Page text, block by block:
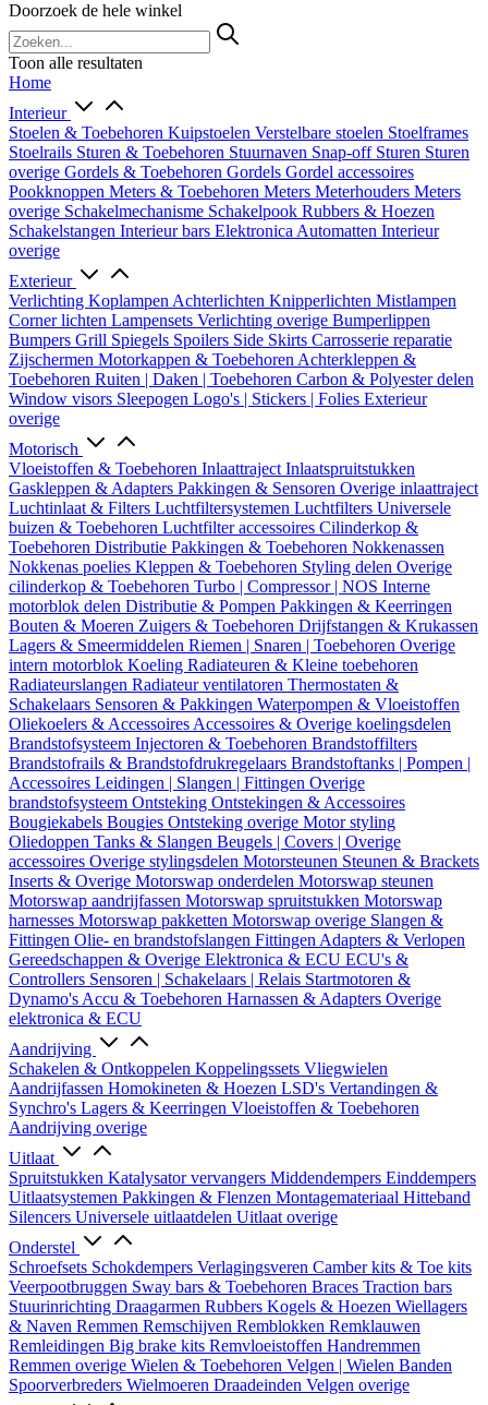
Doorzoek de hele winkel
Toon alle resultaten
Home
Interieur
Stoelen & Toebehoren Kuipstoelen Verstelbare stoelen Stoelframes
Stoelrails Sturen & Toebehoren Stuurnaven Snap-off Sturen Sturen
overige Gordels & Toebehoren Gordels Gordel accessoires
Pookknoppen Meters & Toebehoren Meters Meterhouders Meters
overige Schakelmechanisme Schakelpook Rubbers & Hoezen
Schakelstangen Interieur bars Elektronica Automatten Interieur
overige
Exterieur
Verlichting Koplampen Achterlichten Knipperlichten Mistlampen
Corner lichten Lampensets Verlichting overige Bumperlippen
Bumpers Grill Spiegels Spoilers Side Skirts Carrosserie reparatie
Zijschermen Motorkappen & Toebehoren Achterkleppen &
Toebehoren Ruiten | Daken | Toebehoren Carbon & Polyester delen
Window visors Sleepogen Logo's | Stickers | Folies Exterieur
overige
Motorisch
Vloeistoffen & Toebehoren Inlaattraject Inlaatspruitstukken
Gaskleppen & Adapters Pakkingen & Sensoren Overige inlaattraject
Luchtinlaat & Filters Luchtfiltersystemen Luchtfilters Universele
buizen & Toebehoren Luchtfilter accessoires Cilinderkop &
Toebehoren Distributie Pakkingen & Toebehoren Nokkenassen
Nokkenas poelies Kleppen & Toebehoren Styling delen Overige
cilinderkop & Toebehoren Turbo | Compressor | NOS Interne
motorblok delen Distributie & Pompen Pakkingen & Keerringen
Bouten & Moeren Zuigers & Toebehoren Drijfstangen & Krukassen
Lagers & Smeermiddelen Riemen | Snaren | Toebehoren Overige
intern motorblok Koeling Radiateuren & Kleine toebehoren
Radiateurslangen Radiateur ventilatoren Thermostaten &
Schakelaars Sensoren & Pakkingen Waterpompen & Vloeistoffen
Oliekoelers & Accessoires Accessoires & Overige koelingsdelen
Brandstofsysteem Injectoren & Toebehoren Brandstoffilters
Brandstofrails & Brandstofdrukregelaars Brandstoftanks | Pompen |
Accessoires Leidingen | Slangen | Fittingen Overige
brandstofsysteem Ontsteking Ontstekingen & Accessoires
Bougiekabels Bougies Ontsteking overige Motor styling
Oliedoppen Tanks & Slangen Beugels | Covers | Overige
accessoires Overige stylingsdelen Motorsteunen Steunen & Brackets
Inserts & Overige Motorswap onderdelen Motorswap steunen
Motorswap aandrijfassen Motorswap spruitstukken Motorswap
harnesses Motorswap pakketten Motorswap overige Slangen &
Fittingen Olie- en brandstofslangen Fittingen Adapters & Verlopen
Gereedschappen & Overige Elektronica & ECU ECU's &
Controllers Sensoren | Schakelaars | Relais Startmotoren &
Dynamo's Accu & Toebehoren Harnassen & Adapters Overige
elektronica & ECU
Aandrijving
Schakelen & Ontkoppelen Koppelingssets Vliegwielen
Aandrijfassen Homokineten & Hoezen LSD's Vertandingen &
Synchro's Lagers & Keerringen Vloeistoffen & Toebehoren
Aandrijving overige
Uitlaat
Spruitstukken Katalysator vervangers Middendempers Einddempers
Uitlaatsystemen Pakkingen & Flenzen Montagemateriaal Hitteband
Silencers Universele uitlaatdelen Uitlaat overige
Onderstel
Schroefsets Schokdempers Verlagingsveren Camber kits & Toe kits
Veerpootbruggen Sway bars & Toebehoren Braces Traction bars
Stuurinrichting Draagarmen Rubbers Kogels & Hoezen Wiellagers
& Naven Remmen Remschijven Remblokken Remklauwen
Remleidingen Big brake kits Remvloeistoffen Handremmen
Remmen overige Wielen & Toebehoren Velgen | Wielen Banden
Spoorverbreders Wielmoeren Draadeinden Velgen overige